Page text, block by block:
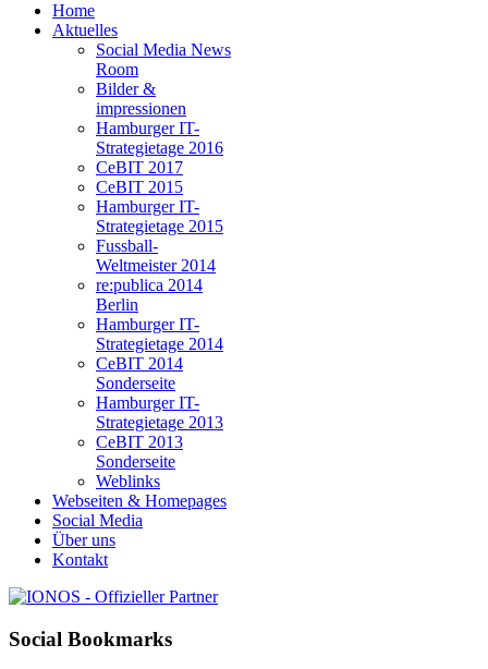
Home
Aktuelles
Social Media News
Room
Bilder &
impressionen
Hamburger IT-
Strategietage 2016
CeBIT 2017
CeBIT 2015
Hamburger IT-
Strategietage 2015
Fussball-
Weltmeister 2014
re:publica 2014
Berlin
Hamburger IT-
Strategietage 2014
CeBIT 2014
Sonderseite
Hamburger IT-
Strategietage 2013
CeBIT 2013
Sonderseite
Weblinks
Webseiten & Homepages
Social Media
Über uns
Kontakt
Social Bookmarks